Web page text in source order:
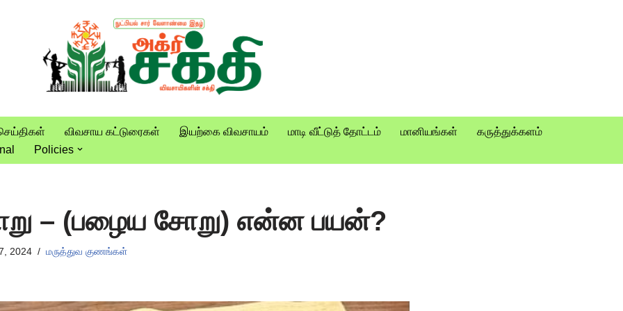
விவசாய கட்டுரைகள் இயற்கை விவசாயம் மாடி வீட்டுத் தோட்டம் மானியங்கள்
கருத்துக்களம்
Policies
– (பழைய சோறு) என்ன பயன்?
2024 மருத்துவ குணங்கள்